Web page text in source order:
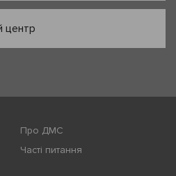
центр
Про ДМС
Часті питання